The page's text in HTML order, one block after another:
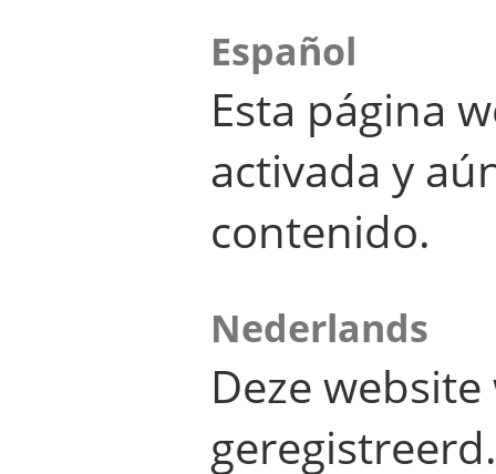
Español
Esta página
activada y
contenido.
Nederlands
Deze